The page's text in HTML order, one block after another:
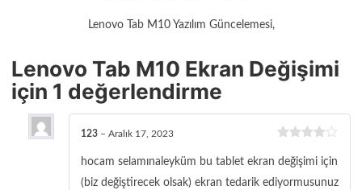
Lenovo Tab M10 Yazılım Güncelemesi,
Lenovo Tab M10 Ekran Değişimi
için 1 değerlendirme
üzerinden
oy aldı
123 – Aralık 17, 2023
hocam selamınaleyküm bu tablet ekran değişimi için
(biz değiştirecek olsak) ekran tedarik ediyormusunuz